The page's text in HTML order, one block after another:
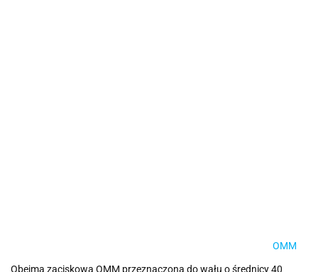
OMM
Obejma zaciskowa OMM przeznaczona do wału o średnicy 40